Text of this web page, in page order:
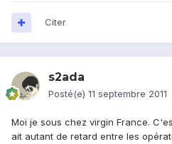
Citer
s2ada
Posté(e) 11 septembre 2011
Moi je sous chez virgin France.
ait autant de retard entre les